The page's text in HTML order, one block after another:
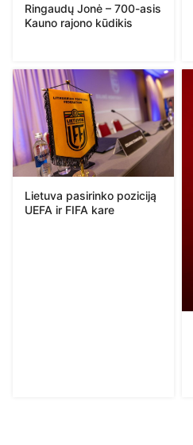
Ringaudų Jonė – 700-asis
Kauno rajono kūdikis
Lietuva pasirinko poziciją
UEFA ir FIFA kare